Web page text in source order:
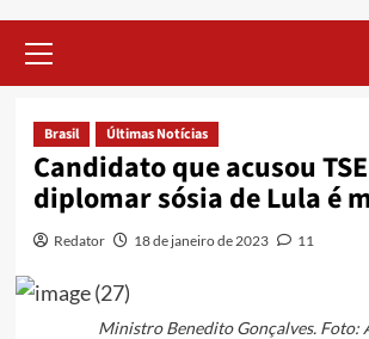
Menu
Brasil Últimas Notícias
Candidato que acusou
diplomar sósia de Lula é
Redator 18 de janeiro de 2023 11
Ministro Benedito Gonçalves. Foto: